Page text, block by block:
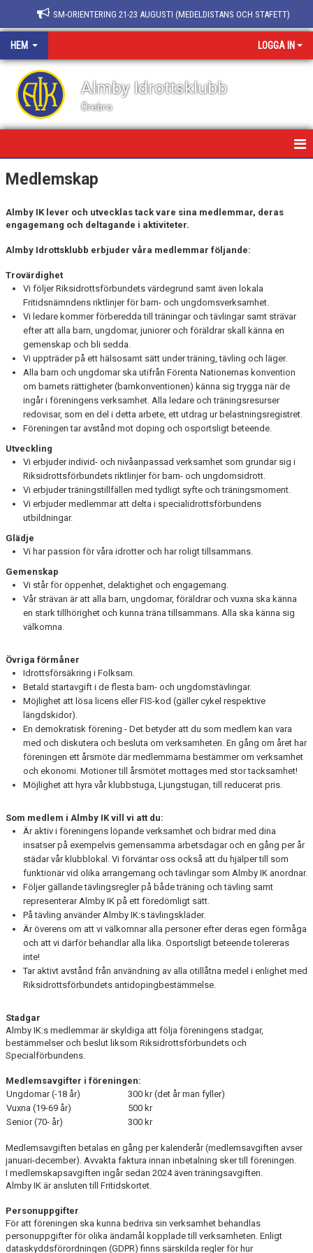
SM-ORIENTERING 21-23 AUGUSTI (MEDELDISTANS OCH STAFETT)
HEM LOGGA IN
Almby Idrottsklubb
Örebro
HEM/FÖRENINGEN
KALENDER
BLI LEDARE
FÖRENINGEN
DOKUMENT
MEDLEMSSERVICE
MEDLEMSBREV
MEDLEMSKAP
UPPDATERA KONTAKTUPPGIFTER
KLUBBKLÄDER
FÖRSÄKRINGAR
MINNESFONDER
KONTAKT
KLUBBSTUGAN
BILDGALLERI
Medlemskap
Almby IK lever och utvecklas tack vare sina medlemmar, deras
engagemang och deltagande i aktiviteter.
Almby Idrottsklubb erbjuder våra medlemmar följande:
Trovärdighet
Vi följer Riksidrottsförbundets värdegrund samt även lokala
Fritidsnämndens riktlinjer för barn- och ungdomsverksamhet.
Vi ledare kommer förberedda till träningar och tävlingar samt strävar
efter att alla barn, ungdomar, juniorer och föräldrar skall känna en
gemenskap och bli sedda.
Vi uppträder på ett hälsosamt sätt under träning, tävling och läger.
Alla barn och ungdomar ska utifrån Förenta Nationernas konvention
om barnets rättigheter (barnkonventionen) känna sig trygga när de
ingår i föreningens verksamhet. Alla ledare och träningsresurser
redovisar, som en del i detta arbete, ett utdrag ur belastningsregistret.
Föreningen tar avstånd mot doping och osportsligt beteende.
Utveckling
Vi erbjuder individ- och nivåanpassad verksamhet som grundar sig i
Riksidrottsförbundets riktlinjer för barn- och ungdomsidrott.
Vi erbjuder träningstillfällen med tydligt syfte och träningsmoment.
Vi erbjuder medlemmar att delta i specialidrottsförbundens
utbildningar.
Glädje
Vi har passion för våra idrotter och har roligt tillsammans.
Gemenskap
Vi står för öppenhet, delaktighet och engagemang.
Vår strävan är att alla barn, ungdomar, föräldrar och vuxna ska känna
en stark tillhörighet och kunna träna tillsammans. Alla ska känna sig
välkomna.
Övriga förmåner
Idrottsförsäkring i Folksam.
Betald startavgift i de flesta barn- och ungdomstävlingar.
Möjlighet att lösa licens eller FIS-kod (gäller cykel respektive
längdskidor).
En demokratisk förening - Det betyder att du som medlem kan vara
med och diskutera och besluta om verksamheten. En gång om året har
föreningen ett årsmöte där medlemmarna bestämmer om verksamhet
och ekonomi. Motioner till årsmötet mottages med stor tacksamhet!
Möjlighet att hyra vår klubbstuga, Ljungstugan, till reducerat pris.
Som medlem i Almby IK vill vi att du:
Är aktiv i föreningens löpande verksamhet och bidrar med dina
insatser på exempelvis gemensamma arbetsdagar och en gång per år
städar vår klubblokal. Vi förväntar oss också att du hjälper till som
funktionär vid olika arrangemang och tävlingar som Almby IK anordnar.
Följer gällande tävlingsregler på både träning och tävling samt
representerar Almby IK på ett föredömligt sätt.
På tävling använder Almby IK:s tävlingskläder.
Är överens om att vi välkomnar alla personer efter deras egen förmåga
och att vi därför behandlar alla lika. Osportsligt beteende tolereras
inte!
Tar aktivt avstånd från användning av alla otillåtna medel i enlighet med
Riksidrottsförbundets antidopingbestämmelse.
Stadgar
Almby IK:s medlemmar är skyldiga att följa föreningens stadgar,
bestämmelser och beslut liksom Riksidrottsförbundets och
Specialförbundens.
Medlemsavgifter i föreningen:
Ungdomar (-18 år)
300 kr (det år man fyller)
Vuxna (19-69 år)
500 kr
Senior (70- år)
300 kr
Medlemsavgiften betalas en gång per kalenderår (medlemsavgiften avser
januari-december). Avvakta faktura innan inbetalning sker till föreningen.
I medlemskapsavgiften ingår sedan 2024 även träningsavgiften.
Almby IK är ansluten till Fritidskortet.
Personuppgifter
För att föreningen ska kunna bedriva sin verksamhet behandlas
personuppgifter för olika ändamål kopplade till verksamheten. Enligt
dataskyddsförordningen (GDPR) finns särskilda regler för hur